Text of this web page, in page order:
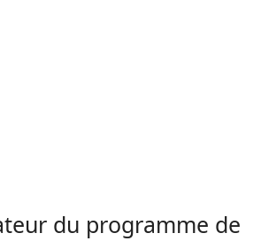
du programme de